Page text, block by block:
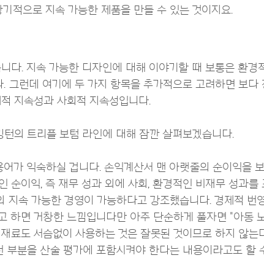
적으로 지속 가능한 제품을 만들 수 있는 것이지요.
다. 지속 가능한 디자인에 대해 이야기할 때 보통은 환경
그런데 여기에 두 가지 항목을 추가적으로 고려하면 보다
지속성과 사회적 지속성입니다.
의 트리플 보텀 라인에 대해 잠깐 살펴보겠습니다.
가 익숙하실 겁니다. 손익계산서 맨 아랫줄의 순이익을
순이익, 즉 재무 성과 외에 사회, 환경적인 비재무 성과를
속 가능한 경영이 가능하다고 강조했습니다. 경제적 번
하면 거창한 느낌입니다만 아주 단순하게 풀자면 "아동
료도 서슴없이 사용하는 것은 잘못된 것이므로 하지 않는
부분을 산술 평가에 포함시켜야 한다는 내용이라고도 할